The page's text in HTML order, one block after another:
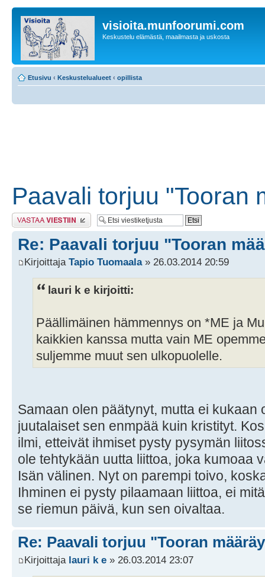
visioita.munfoorumi.com
Keskustelu elämästä, maailmasta ja uskosta
Etusivu ‹ Keskustelualueet ‹ opillista
Paavali torjuu "Tooran
Lähetä vastaus
Re: Paavali torjuu "Tooran
Kirjoittaja Tapio Tuomaala» 26.03.2014 20:59
lauri k e kirjoitti:
Päällimäinen hämmennys on *ME ja
kaikkien kanssa mutta vain ME
suljemme muut sen ulkopuolelle.
Samaan olen päätynyt, mutta ei kukaan
juutalaiset sen enmpää kuin kristityt.
ilmi, etteivät ihmiset pysty pysymän
ole tehtykään uutta liittoa, joka kumoaa
Isän välinen. Nyt on parempi toivo,
Ihminen ei pysty pilaamaan liittoa, ei
se riemun päivä, kun sen oivaltaa.
Re: Paavali torjuu "Tooran
Kirjoittaja lauri k e » 26.03.2014 23:07